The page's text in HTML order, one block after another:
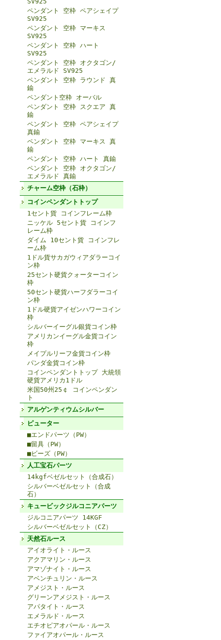
ペンダント 空枠 ペアシェイプ
SV925
ペンダント 空枠 マーキス
SV925
ペンダント 空枠 ハート
SV925
ペンダント 空枠 オクタゴン/
エメラルド SV925
ペンダント 空枠 ラウンド 真
鍮
ペンダント空枠 オーバル
ペンダント 空枠 スクエア 真
鍮
ペンダント 空枠 ペアシェイプ
真鍮
ペンダント 空枠 マーキス 真
鍮
ペンダント 空枠 ハート 真鍮
ペンダント 空枠 オクタゴン/
エメラルド 真鍮
チャーム空枠（石枠）
コインペンダントトップ
1セント貨 コインフレーム枠
ニッケル 5セント貨 コインフ
レーム枠
ダイム 10セント貨 コインフレ
ーム枠
1ドル貨サカガウィアダラーコイ
ン枠
25セント硬貨クォーターコイン
枠
50セント硬貨ハーフダラーコイ
ン枠
1ドル硬貨アイゼンハワーコイン
枠
シルバーイーグル銀貨コイン枠
アメリカンイーグル金貨コイン
枠
メイプルリーフ金貨コイン枠
パンダ金貨コイン枠
コインペンダントトップ 大統領
硬貨アメリカ1ドル
米国50州25￠ コインペンダン
ト
アルゲンティウムシルバー
ピューター
■エンドパーツ（PW）
■留具（PW）
■ビーズ（PW）
人工宝石パーツ
14kgfベゼルセット（合成石）
シルバーベゼルセット（合成
石）
キュービックジルコニアパーツ
ジルコニアパーツ 14KGF
シルバーベゼルセット（CZ）
天然石ルース
アイオライト・ルース
アクアマリン・ルース
アマゾナイト・ルース
アベンチュリン・ルース
アメジスト・ルース
グリーンアメジスト・ルース
アパタイト・ルース
エメラルド・ルース
エチオピアオパール・ルース
ファイアオパール・ルース